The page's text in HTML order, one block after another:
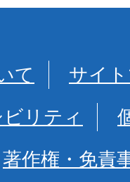
て
サイ
リティ
著作権・免責